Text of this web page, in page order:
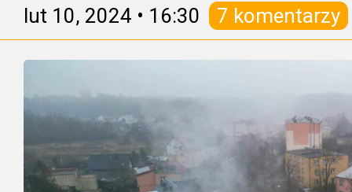
lut 10, 2024 • 16:30 7 komentarzy